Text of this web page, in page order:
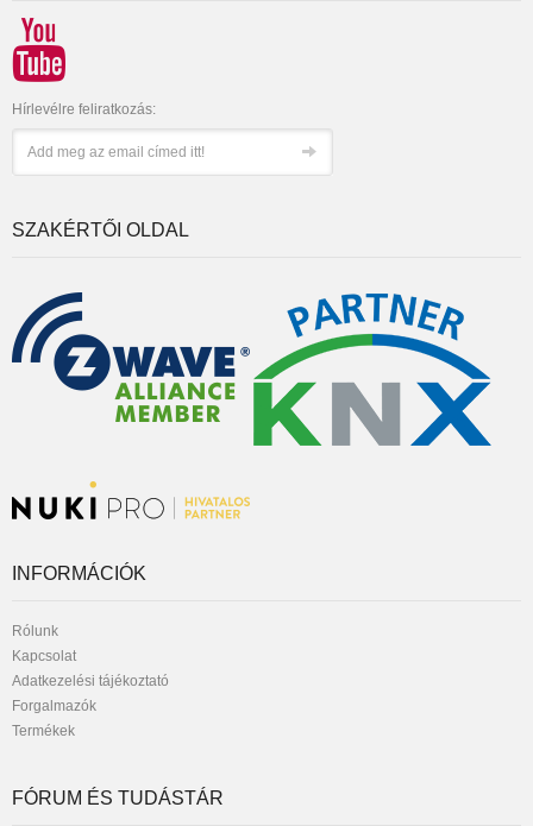
Hírlevélre feliratkozás:
SZAKÉRTŐI OLDAL
INFORMÁCIÓK
Rólunk
Kapcsolat
Adatkezelési tájékoztató
Forgalmazók
Termékek
FÓRUM ÉS TUDÁSTÁR